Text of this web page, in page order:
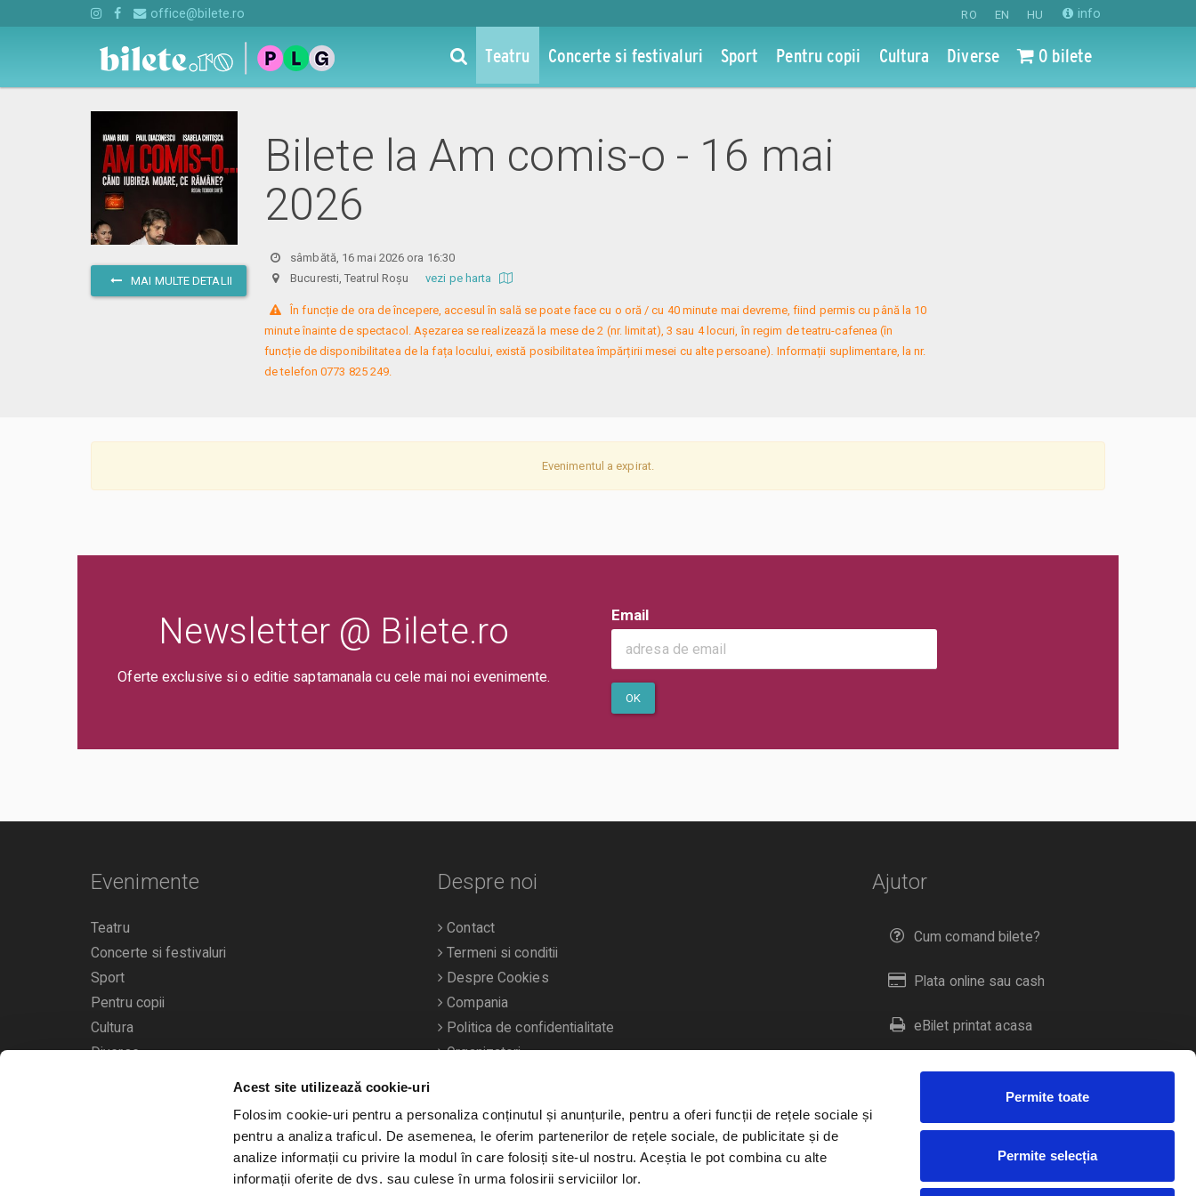
Acest site utilizează cookie-uri
Folosim cookie-uri pentru a personaliza conținutul și anunțurile, pentru a oferi funcții de rețele sociale și
pentru a analiza traficul. De asemenea, le oferim partenerilor de rețele sociale, de publicitate și de
analize informații cu privire la modul în care folosiți site-ul nostru. Aceștia le pot combina cu alte
informații oferite de dvs. sau culese în urma folosirii serviciilor lor.
Permite toate
Permite selecția
RO EN HU info
office@bilete.ro
Teatru Concerte si festivaluri Sport Pentru copii Cultura Diverse 0 bilete
MAI MULTE DETALII
Bilete la Am comis-o - 16 mai
2026
sâmbătă, 16 mai 2026 ora 16:30
Bucuresti, Teatrul Roșu vezi pe harta
În funcție de ora de începere, accesul în sală se poate face cu o oră / cu 40 minute mai devreme, fiind permis cu până la 10
minute înainte de spectacol. Așezarea se realizează la mese de 2 (nr. limitat), 3 sau 4 locuri, în regim de teatru-cafenea (în
funcție de disponibilitatea de la fața locului, există posibilitatea împărțirii mesei cu alte persoane). Informații suplimentare, la nr.
de telefon 0773 825 249.
Evenimentul a expirat.
Newsletter @ Bilete.ro
Oferte exclusive si o editie saptamanala cu cele mai noi evenimente.
Email
OK
Ajutor
Cum comand bilete?
Plata online sau cash
eBilet printat acasa
Livrare prin curier
Duplicare bilete
Evenimente
Teatru
Concerte si festivaluri
Sport
Pentru copii
Cultura
Diverse
Calendarul evenimentelor
Despre noi
Contact
Termeni si conditii
Despre Cookies
Compania
Politica de confidentialitate
Organizatori